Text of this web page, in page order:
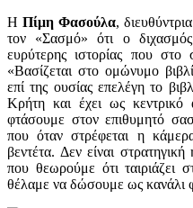
Η Πίμη Φασούλα,
τον «Σασμό» ότι ο
ευρύτερης ιστορίας που
«Βασίζεται στο ομώνυμο
επί της ουσίας επελέγη το
Κρήτη και έχει ως κεντρικό
φτάσουμε στον επιθυμητό
που όταν στρέφεται η
βεντέτα. Δεν είναι
που θεωρούμε ότι
θέλαμε να δώσουμε ως κανάλι